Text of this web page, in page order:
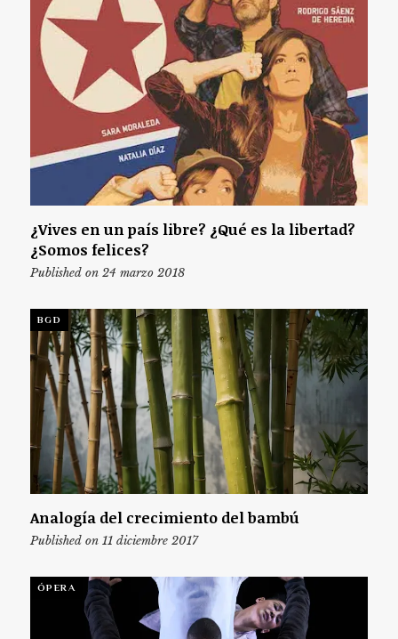
¿Vives en un país libre? ¿Qué es la libertad?
¿Somos felices?
Published on 24 marzo 2018
BGD
Analogía del crecimiento del bambú
Published on 11 diciembre 2017
ÓPERA